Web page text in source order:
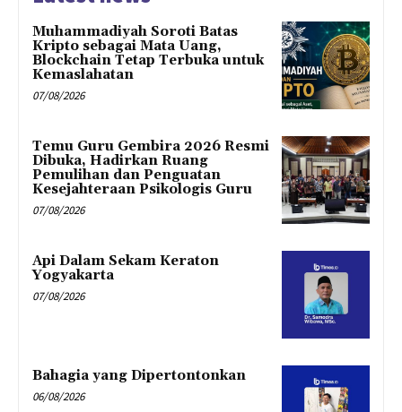
Muhammadiyah Soroti Batas
Kripto sebagai Mata Uang,
Blockchain Tetap Terbuka untuk
Kemaslahatan
07/08/2026
Temu Guru Gembira 2026 Resmi
Dibuka, Hadirkan Ruang
Pemulihan dan Penguatan
Kesejahteraan Psikologis Guru
07/08/2026
Api Dalam Sekam Keraton
Yogyakarta
07/08/2026
Bahagia yang Dipertontonkan
06/08/2026